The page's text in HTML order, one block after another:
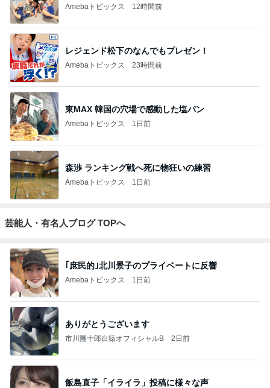
Amebaトピックス 12時間前
レジェンド松下のなんでもプレゼン！
Amebaトピックス 23時間前
東MAX 韓国の穴場で感動した塩パン
Amebaトピックス 1日前
森渉 ランキング戦へ死に物狂いの練習
Amebaトピックス 1日前
芸能人・有名人ブログ TOPへ
｢庶民的｣北川景子のプライベートに反響
Amebaトピックス 1日前
ありがとうございます
市川團十郎白猿オフィシャルB 2日前
飯島直子「イライラ」投稿に様々な声